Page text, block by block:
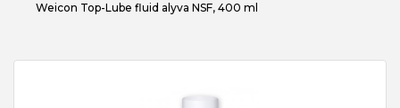
Weicon Top-Lube fluid alyva NSF, 400 ml